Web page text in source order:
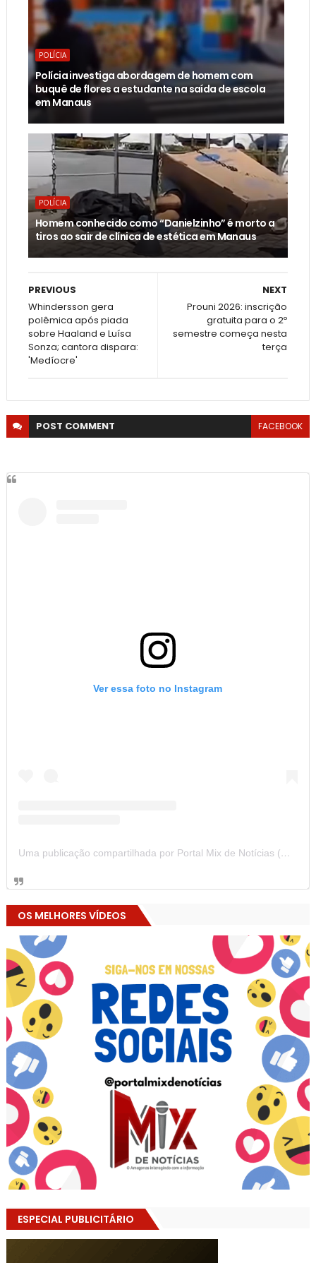
POLÍCIA
Polícia investiga abordagem de homem com
buquê de flores a estudante na saída de escola
em Manaus
POLÍCIA
Homem conhecido como “Danielzinho” é morto a
tiros ao sair de clínica de estética em Manaus
NEXT
Prouni 2026: inscrição
gratuita para o 2º
semestre começa nesta
terça
PREVIOUS
Whindersson gera
polêmica após piada
sobre Haaland e Luísa
Sonza; cantora dispara:
'Medíocre'
POST COMMENT FACEBOOK
Ver essa foto no Instagram
Uma publicação compartilhada por Portal Mix de Notícias (@portalmixdenoticias)
OS MELHORES VÍDEOS
ESPECIAL PUBLICITÁRIO